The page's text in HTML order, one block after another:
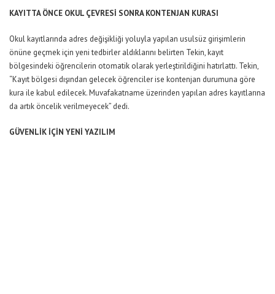
KAYITTA ÖNCE OKUL ÇEVRESİ SONRA KONTENJAN KURASI
Okul kayıtlarında adres değişikliği yoluyla yapılan usulsüz girişimlerin
önüne geçmek için yeni tedbirler aldıklarını belirten Tekin, kayıt
bölgesindeki öğrencilerin otomatik olarak yerleştirildiğini hatırlattı. Tekin,
“Kayıt bölgesi dışından gelecek öğrenciler ise kontenjan durumuna göre
kura ile kabul edilecek. Muvafakatname üzerinden yapılan adres kayıtlarına
da artık öncelik verilmeyecek” dedi.
GÜVENLİK İÇİN YENİ YAZILIM